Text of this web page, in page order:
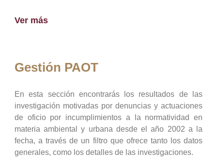
Ver más
Gestión PAOT
En esta sección encontrarás los resultados de las
investigación motivadas por denuncias y actuaciones
de oficio por incumplimientos a la normatividad en
materia ambiental y urbana desde el año 2002 a la
fecha, a través de un filtro que ofrece tanto los datos
generales, como los detalles de las investigaciones.